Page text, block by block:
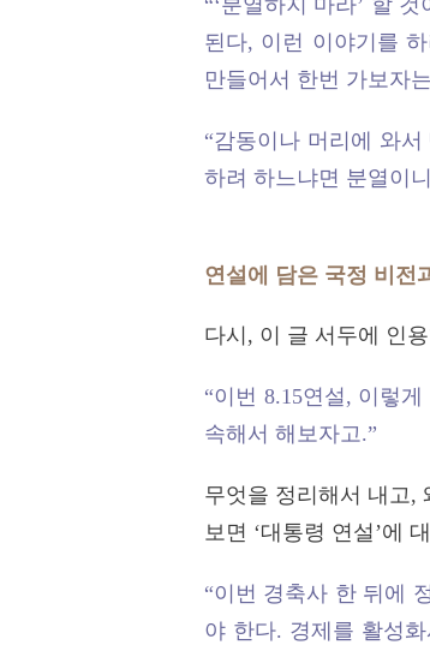
“‘분열하지 마라’ 할
된다, 이런 이야기를
만들어서 한번 가보자
“감동이나 머리에 와
하려 하느냐면 분열이
연설에 담은 국정 비전
다시, 이 글 서두에 인
“이번 8.15연설, 이렇
속해서 해보자고.”
무엇을 정리해서 내고,
보면 ‘대통령 연설’에
“이번 경축사 한 뒤에
야 한다. 경제를 활성